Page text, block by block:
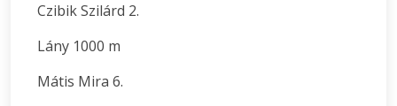
Czibik Szilárd 2.
Lány 1000 m
Mátis Mira 6.